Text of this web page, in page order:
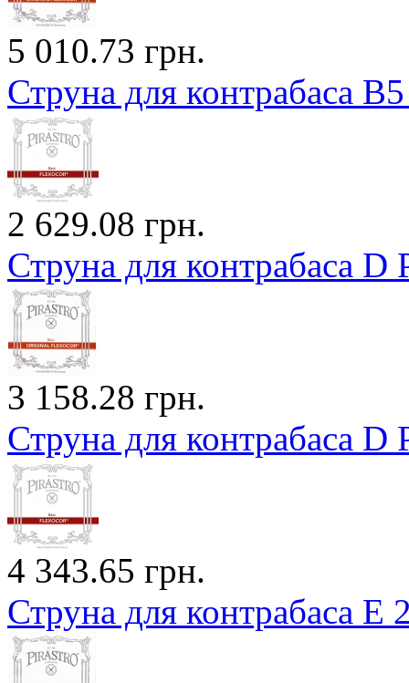
5 010.73 грн.
Струна для контрабаса
2 629.08 грн.
Струна для контрабаса
3 158.28 грн.
Струна для контрабаса
4 343.65 грн.
Струна для контрабаса